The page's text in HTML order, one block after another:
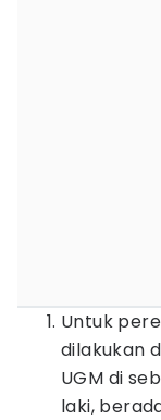
Untuk
dilakukan
UGM di
laki,